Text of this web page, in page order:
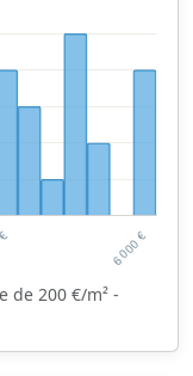
de 200 €/m² -